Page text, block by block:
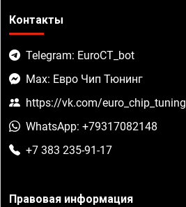
Контакты
Telegram: EuroCT_bot
Max: Евро Чип Тюнинг
https://vk.com/euro_chip_tuning
WhatsApp: +79317082148
+7 383 235-91-17
Правовая информация